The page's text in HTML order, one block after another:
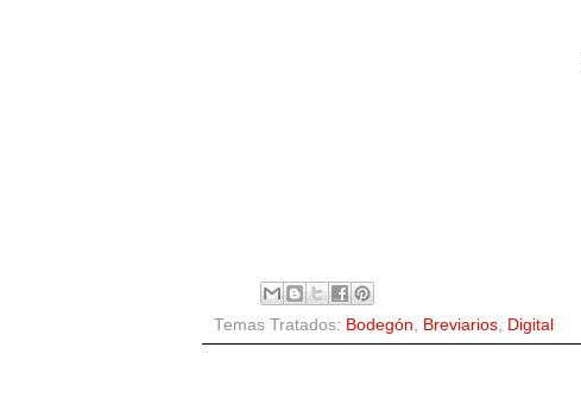
Temas Tratados: Bodegón, Breviarios, Digital